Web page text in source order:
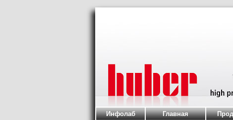
Инфолаб Главная